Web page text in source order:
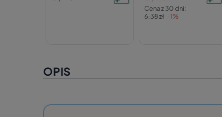
Cena z 30 dni:
6,38 zł -1%
OPIS